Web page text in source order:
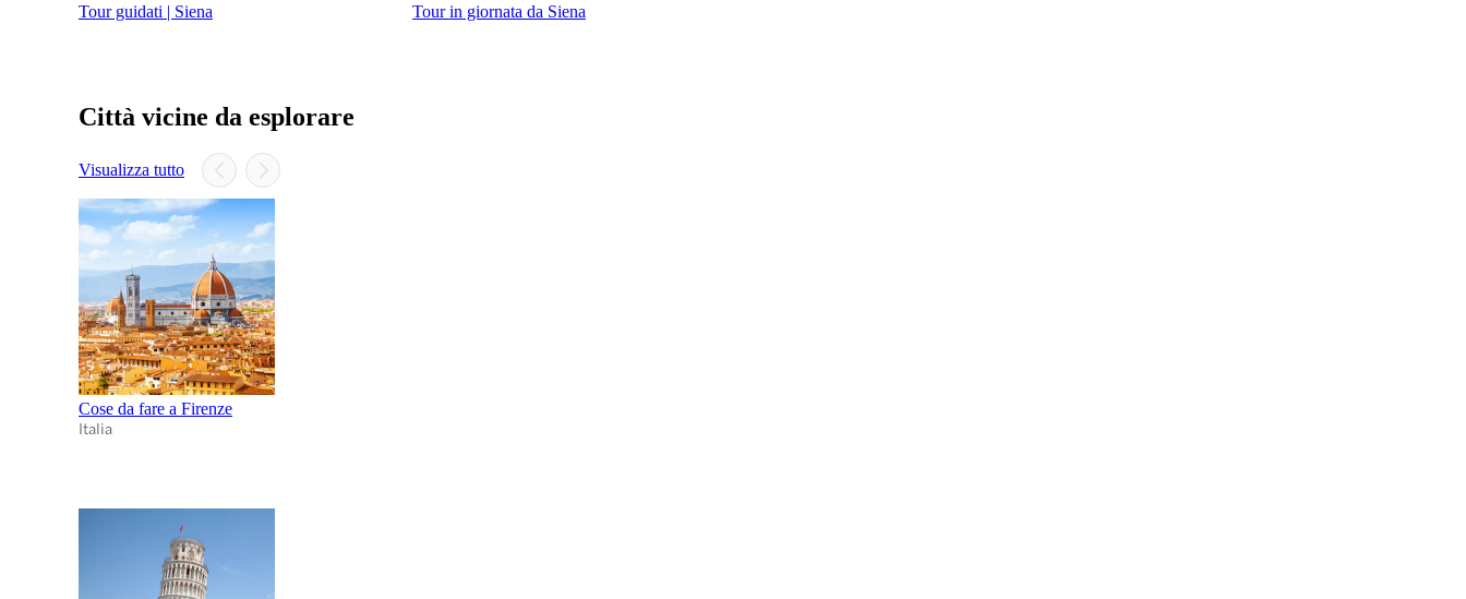
Tour guidati | Siena Tour in giornata da Siena
Città vicine da esplorare
Visualizza tutto
Cose da fare a Firenze
Italia